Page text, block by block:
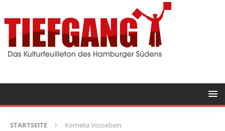
STARTSEITE Kornelia Vossebein